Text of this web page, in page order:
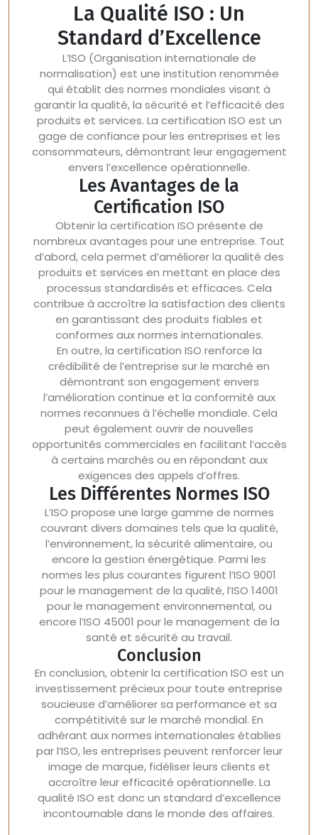
La Qualité ISO : Un
Standard d’Excellence
L’ISO (Organisation internationale de
normalisation) est une institution renommée
qui établit des normes mondiales visant à
garantir la qualité, la sécurité et l’efficacité des
produits et services. La certification ISO est un
gage de confiance pour les entreprises et les
consommateurs, démontrant leur engagement
envers l’excellence opérationnelle.
Les Avantages de la
Certification ISO
Obtenir la certification ISO présente de
nombreux avantages pour une entreprise. Tout
d’abord, cela permet d’améliorer la qualité des
produits et services en mettant en place des
processus standardisés et efficaces. Cela
contribue à accroître la satisfaction des clients
en garantissant des produits fiables et
conformes aux normes internationales.
En outre, la certification ISO renforce la
crédibilité de l’entreprise sur le marché en
démontrant son engagement envers
l’amélioration continue et la conformité aux
normes reconnues à l’échelle mondiale. Cela
peut également ouvrir de nouvelles
opportunités commerciales en facilitant l’accès
à certains marchés ou en répondant aux
exigences des appels d’offres.
Les Différentes Normes ISO
L’ISO propose une large gamme de normes
couvrant divers domaines tels que la qualité,
l’environnement, la sécurité alimentaire, ou
encore la gestion énergétique. Parmi les
normes les plus courantes figurent l’ISO 9001
pour le management de la qualité, l’ISO 14001
pour le management environnemental, ou
encore l’ISO 45001 pour le management de la
santé et sécurité au travail.
Conclusion
En conclusion, obtenir la certification ISO est un
investissement précieux pour toute entreprise
soucieuse d’améliorer sa performance et sa
compétitivité sur le marché mondial. En
adhérant aux normes internationales établies
par l’ISO, les entreprises peuvent renforcer leur
image de marque, fidéliser leurs clients et
accroître leur efficacité opérationnelle. La
qualité ISO est donc un standard d’excellence
incontournable dans le monde des affaires.